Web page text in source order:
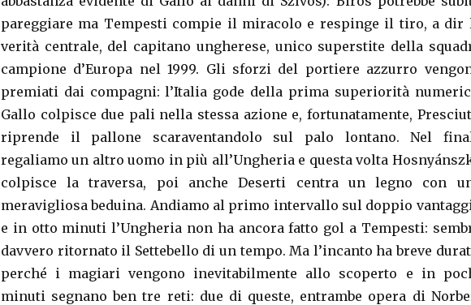
pareggiare ma Tempesti compie il miracolo e respinge il tiro, a dir
verità centrale, del capitano ungherese, unico superstite della
campione d’Europa nel 1999. Gli sforzi del portiere azzurro
premiati dai compagni: l’Italia gode della prima superiorità
Gallo colpisce due pali nella stessa azione e, fortunatamente,
riprende il pallone scaraventandolo sul palo lontano. Nel
regaliamo un altro uomo in più all’Ungheria e questa volta
colpisce la traversa, poi anche Deserti centra un legno con
meravigliosa beduina. Andiamo al primo intervallo sul doppio
e in otto minuti l’Ungheria non ha ancora fatto gol a Tempesti:
davvero ritornato il Settebello di un tempo. Ma l’incanto ha breve
perché i magiari vengono inevitabilmente allo scoperto e in
minuti segnano ben tre reti: due di queste, entrambe opera di